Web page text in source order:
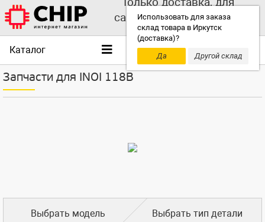
Использовать для заказа
склад товара в Иркутск
(доставка)?
Да
Другой склад
самовывоза выбирайте
другой склад!
Каталог
Запчасти для INOI 118B
Выбрать модель Выбрать тип детали